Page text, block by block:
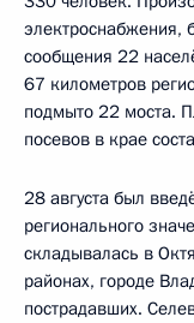
электроснабжения,
сообщения 22
67 километров
подмыто 22 моста.
посевов в крае
28 августа был
регионального
складывалась в
районах, городе
пострадавших.